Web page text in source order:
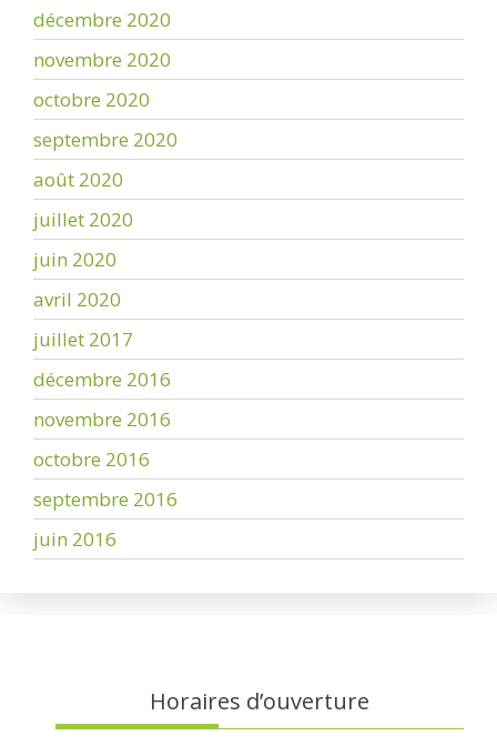
décembre 2020
novembre 2020
octobre 2020
septembre 2020
août 2020
juillet 2020
juin 2020
avril 2020
juillet 2017
décembre 2016
novembre 2016
octobre 2016
septembre 2016
juin 2016
Horaires d’ouverture